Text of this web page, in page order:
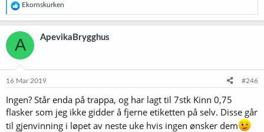
R
e
a
k
s
o
e
:
Ekornskurken
A ApevikaBrygghus
16 Mar 2019 #246
Ingen? Står enda på trappa, og har lagt til 7stk Kinn 0,75
flasker som jeg ikke gidder å fjerne etiketten på selv. Disse går
til gjenvinning i løpet av neste uke hvis ingen ønsker dem